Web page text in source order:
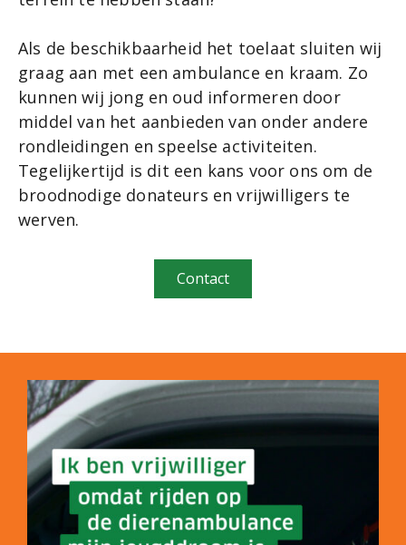
Als de beschikbaarheid het toelaat sluiten wij
graag aan met een ambulance en kraam. Zo
kunnen wij jong en oud informeren door
middel van het aanbieden van onder andere
rondleidingen en speelse activiteiten.
Tegelijkertijd is dit een kans voor ons om de
broodnodige donateurs en vrijwilligers te
werven.
Contact